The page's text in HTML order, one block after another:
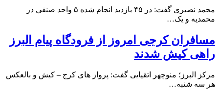
محمد نصیری گفت: در ۴۵ بازدید انجام شده ۵ واحد صنفی در
محمدیه و یک…
مسافران کرجی امروز از فرودگاه پیام البرز
راهی کیش شدند
مرکز البرز؛ منوچهر اتقیایی گفت: پرواز های کرج – کیش و بالعکس
هر سه شنبه…